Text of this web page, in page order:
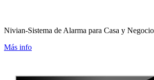
Nivian-Sistema de Alarma para Casa y
Más info